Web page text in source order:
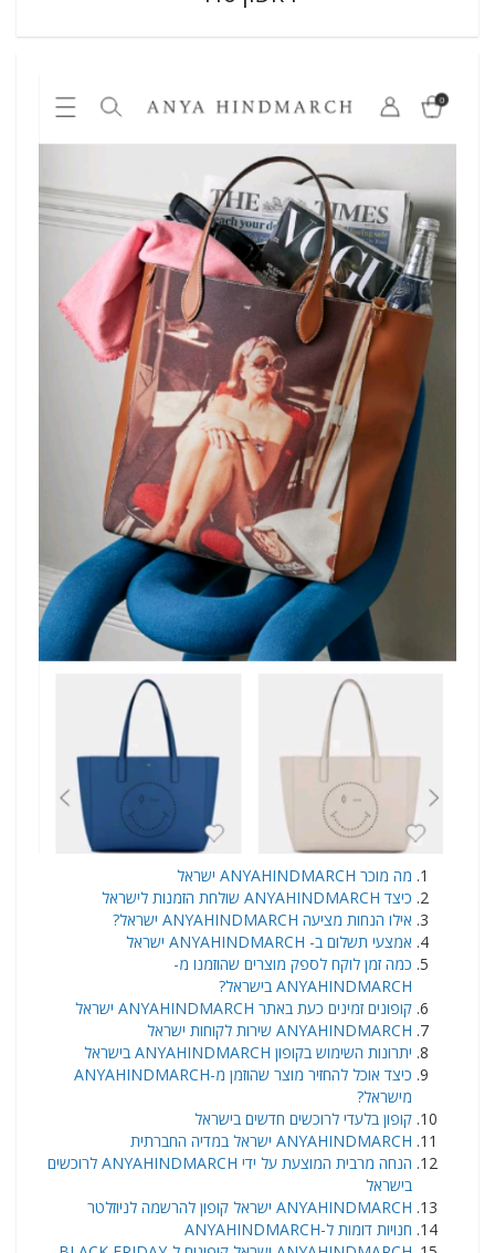
​מה מוכר ANYAHINDMARCH ישראל
כיצד ANYAHINDMARCH שולחת הזמנות לישראל
אילו הנחות מציעה ANYAHINDMARCH ישראל?
אמצעי תשלום ב- ANYAHINDMARCH ישראל
כמה זמן לוקח לספק מוצרים שהוזמנו מ-
ANYAHINDMARCH בישראל?
קופונים זמינים כעת באתר ANYAHINDMARCH ישראל
ANYAHINDMARCH שירות לקוחות ישראל
יתרונות השימוש בקופון ANYAHINDMARCH בישראל
כיצד אוכל להחזיר מוצר שהוזמן מ-ANYAHINDMARCH
מישראל?
קופון בלעדי לרוכשים חדשים בישראל
ANYAHINDMARCH ישראל במדיה החברתית
הנחה מרבית המוצעת על ידי ANYAHINDMARCH לרוכשים
בישראל
ANYAHINDMARCH ישראל קופון להרשמה לניוזלטר
חנויות דומות ל-ANYAHINDMARCH